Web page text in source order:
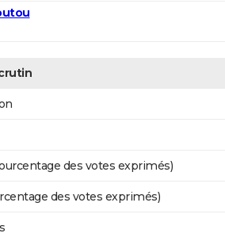
des votes exprimés)
des votes exprimés)